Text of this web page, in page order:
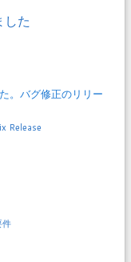
した
。バグ修正のリリー
Release
件